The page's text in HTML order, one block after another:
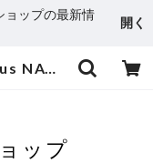
ョップの最新情
開く
山梨県甲斐市産 | Dorcus NAVI ショップ
ップ